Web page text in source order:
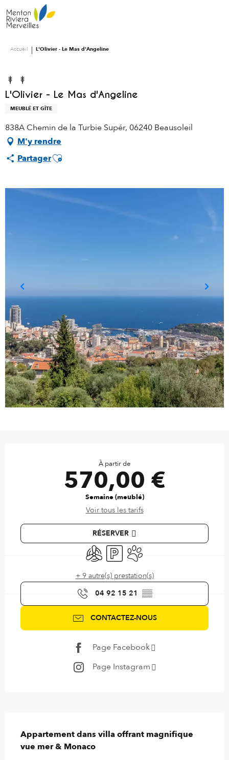
au
contenu
Accueil L'Olivier - Le Mas d'Angeline
L'Olivier - Le Mas d'Angeline
MEUBLÉ ET GÎTE
838A Chemin de la Turbie Supér, 06240 Beausoleil
M'y rendre
PartagerAjouter aux favoris
À partir de
570,00 €
Semaine (meublé)
Voir tous les tarifs
RÉSERVER
Air conditionné
ParkingAnimaux acceptés
+ 9 autre(s) prestation(s)
04 92 15 21 ▒▒
CONTACTEZ-NOUS
Page Facebook
Page Instagram
Appartement dans villa offrant magnifique
vue mer & Monaco